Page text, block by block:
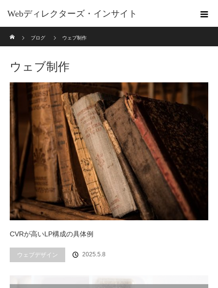
Webディレクターズ・インサイト
ブログ
ウェブ制作
ウェブ制作
CVRが高いLP構成の具体例
ウェブデザイン 2025.5.8